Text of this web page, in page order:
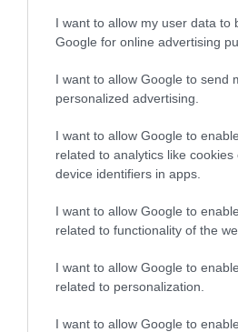
I want to allow my user data to
Google for online advertising
I want to allow Google to send
personalized advertising.
I want to allow Google to
related to analytics like cookies
device identifiers in apps.
I want to allow Google to
related to functionality of the
I want to allow Google to
related to personalization.
I want to allow Google to
08.05.2026
Η διπλή εικόνα και το
«Ο αμπελοοινικός τομέας
σταυροδρόμι», σημείωσε ο